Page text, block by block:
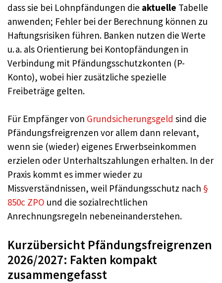
dass sie bei Lohnpfändungen die aktuelle Tabelle
anwenden; Fehler bei der Berechnung können zu
Haftungsrisiken führen. Banken nutzen die Werte
u. a. als Orientierung bei Kontopfändungen in
Verbindung mit Pfändungsschutzkonten (P-
Konto), wobei hier zusätzliche spezielle
Freibeträge gelten.
Für Empfänger von Grundsicherungsgeld sind die
Pfändungsfreigrenzen vor allem dann relevant,
wenn sie (wieder) eigenes Erwerbseinkommen
erzielen oder Unterhaltszahlungen erhalten. In der
Praxis kommt es immer wieder zu
Missverständnissen, weil Pfändungsschutz nach §
850c ZPO und die sozialrechtlichen
Anrechnungsregeln nebeneinanderstehen.
Kurzübersicht Pfändungsfreigrenzen
2026/2027: Fakten kompakt
zusammengefasst